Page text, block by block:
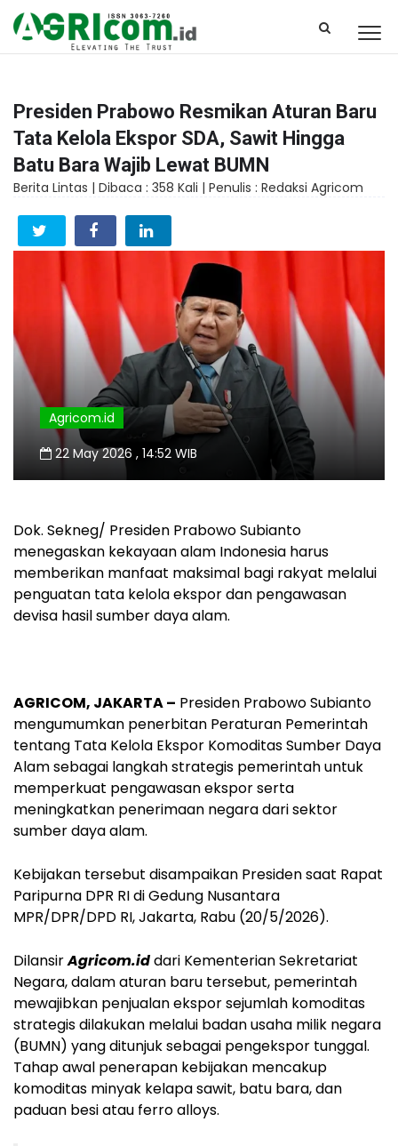
Presiden Prabowo Resmikan Aturan Baru
Tata Kelola Ekspor SDA, Sawit Hingga
Batu Bara Wajib Lewat BUMN
Berita Lintas | Dibaca : 358 Kali | Penulis : Redaksi Agricom
Agricom.id
22 May 2026 , 14:52 WIB
Dok. Sekneg/ Presiden Prabowo Subianto
menegaskan kekayaan alam Indonesia harus
memberikan manfaat maksimal bagi rakyat melalui
penguatan tata kelola ekspor dan pengawasan
devisa hasil sumber daya alam.
AGRICOM, JAKARTA – Presiden Prabowo Subianto
mengumumkan penerbitan Peraturan Pemerintah
tentang Tata Kelola Ekspor Komoditas Sumber Daya
Alam sebagai langkah strategis pemerintah untuk
memperkuat pengawasan ekspor serta
meningkatkan penerimaan negara dari sektor
sumber daya alam.
Kebijakan tersebut disampaikan Presiden saat Rapat
Paripurna DPR RI di Gedung Nusantara
MPR/DPR/DPD RI, Jakarta, Rabu (20/5/2026).
DilansirAgricom.iddari Kementerian Sekretariat
Negara, dalam aturan baru tersebut, pemerintah
mewajibkan penjualan ekspor sejumlah komoditas
strategis dilakukan melalui badan usaha milik negara
(BUMN) yang ditunjuk sebagai pengekspor tunggal.
Tahap awal penerapan kebijakan mencakup
komoditas minyak kelapa sawit, batu bara, dan
paduan besi atau ferro alloys.